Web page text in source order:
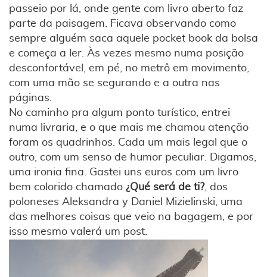
passeio por lá, onde gente com livro aberto faz
parte da paisagem. Ficava observando como
sempre alguém saca aquele pocket book da bolsa
e começa a ler. Às vezes mesmo numa posição
desconfortável, em pé, no metrô em movimento,
com uma mão se segurando e a outra nas
páginas.
No caminho pra algum ponto turístico, entrei
numa livraria, e o que mais me chamou atenção
foram os quadrinhos. Cada um mais legal que o
outro, com um senso de humor peculiar. Digamos,
uma ironia fina. Gastei uns euros com um livro
bem colorido chamado ¿Qué será de ti?, dos
poloneses Aleksandra y Daniel Mizielinski, uma
das melhores coisas que veio na bagagem, e por
isso mesmo valerá um post.